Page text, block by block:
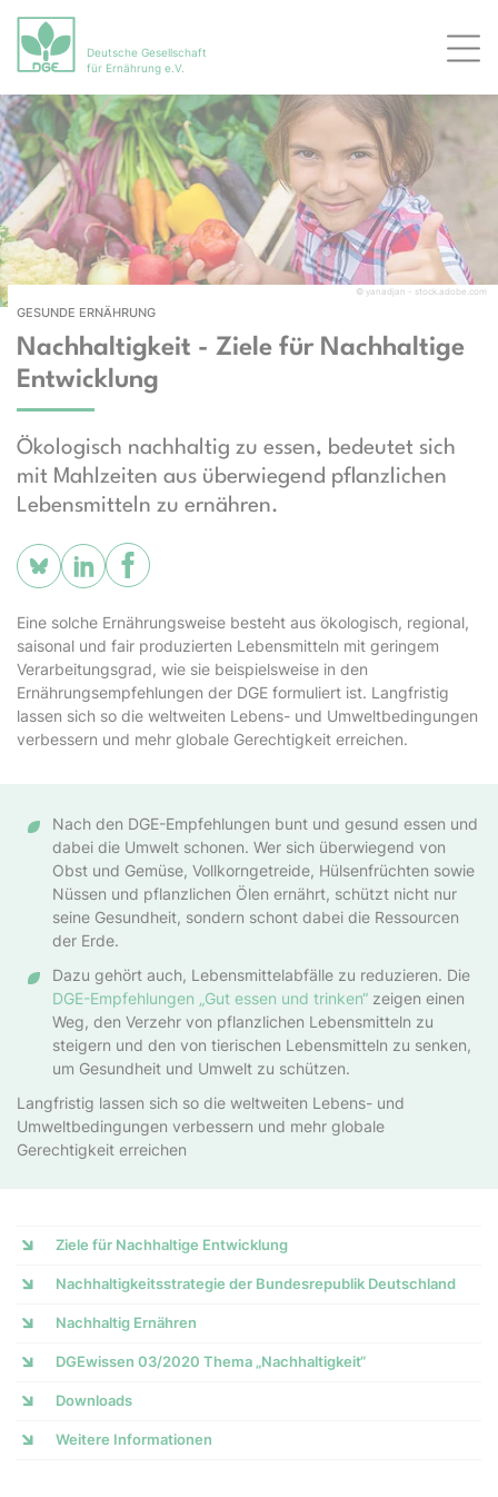
Deutsche Gesellschaft
für Ernährung e.V.
© yanadjan - stock.adobe.com
GESUNDE ERNÄHRUNG
Nachhaltigkeit - Ziele für Nachhaltige
Entwicklung
Ökologisch nachhaltig zu essen, bedeutet sich
mit Mahlzeiten aus überwiegend pflanzlichen
Lebensmitteln zu ernähren.
Eine solche Ernährungsweise besteht aus ökologisch, regional,
saisonal und fair produzierten Lebensmitteln mit geringem
Verarbeitungsgrad, wie sie beispielsweise in den
Ernährungsempfehlungen der DGE formuliert ist. Langfristig
lassen sich so die weltweiten Lebens- und Umweltbedingungen
verbessern und mehr globale Gerechtigkeit erreichen.
Nach den DGE-Empfehlungen bunt und gesund essen und
dabei die Umwelt schonen. Wer sich überwiegend von
Obst und Gemüse, Vollkorngetreide, Hülsenfrüchten sowie
Nüssen und pflanzlichen Ölen ernährt, schützt nicht nur
seine Gesundheit, sondern schont dabei die Ressourcen
der Erde.
Dazu gehört auch, Lebensmittelabfälle zu reduzieren. Die
DGE-Empfehlungen „Gut essen und trinken“ zeigen einen
Weg, den Verzehr von pflanzlichen Lebensmitteln zu
steigern und den von tierischen Lebensmitteln zu senken,
um Gesundheit und Umwelt zu schützen.
Langfristig lassen sich so die weltweiten Lebens- und
Umweltbedingungen verbessern und mehr globale
Gerechtigkeit erreichen
Ziele für Nachhaltige Entwicklung
Nachhaltigkeitsstrategie der Bundesrepublik Deutschland
Nachhaltig Ernähren
DGEwissen 03/2020 Thema „Nachhaltigkeit“
Downloads
Weitere Informationen